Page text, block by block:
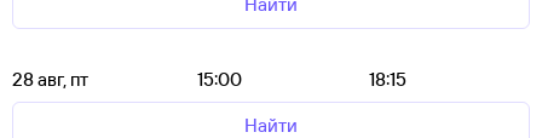
28 авг, пт 15:00
18:15
Найти